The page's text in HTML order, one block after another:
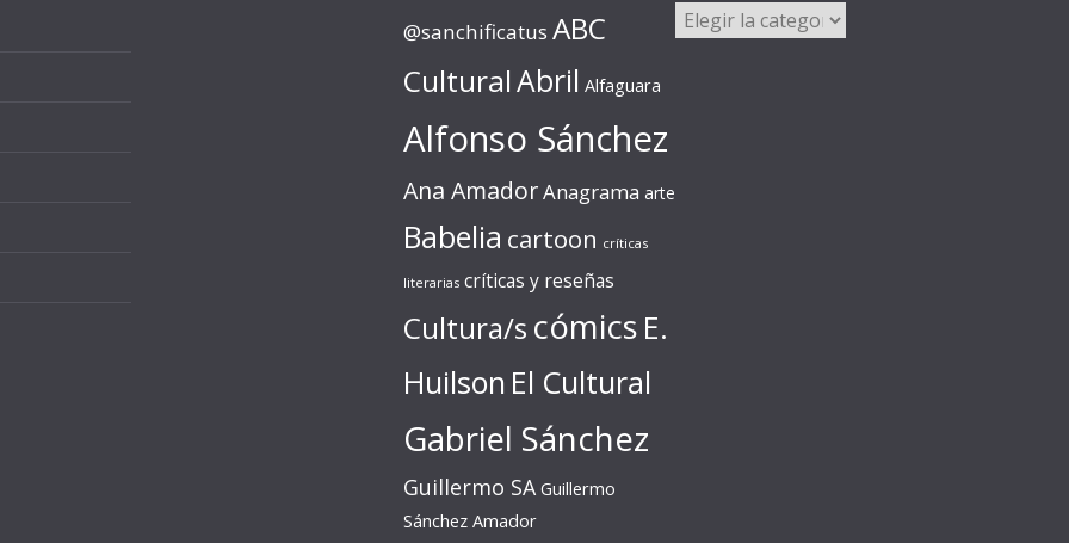
@sanchificatus ABC
CulturalAbril Alfaguara
Alfonso Sánchez
Ana AmadorAnagrama arte
Babelia cartoon críticas
literarias críticas y reseñas
Cultura/s cómics E.
Huilson El Cultural
Gabriel Sánchez
Guillermo SA Guillermo
Sánchez Amador
Categorías